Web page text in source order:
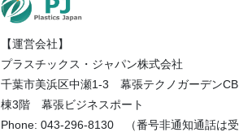
別）
【運営会社】
プラスチックス・ジャパン株式会社
千葉市美浜区中瀬1-3 幕張テクノガーデンCB
棟3階 幕張ビジネスポート
Phone: 043-296-8130 （番号非通知通話は受